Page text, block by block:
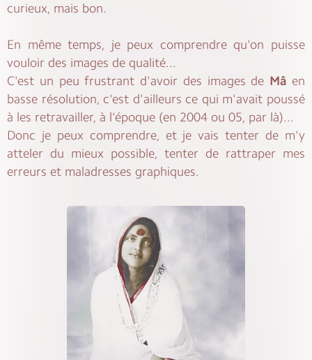
curieux, mais bon.
En même temps, je peux comprendre qu'on puisse
vouloir des images de qualité...
C'est un peu frustrant d'avoir des images de Mâ en
basse résolution, c'est d'ailleurs ce qui m'avait poussé
à les retravailler, à l'époque (en 2004 ou 05, par là)...
Donc je peux comprendre, et je vais tenter de m'y
atteler du mieux possible, tenter de rattraper mes
erreurs et maladresses graphiques.